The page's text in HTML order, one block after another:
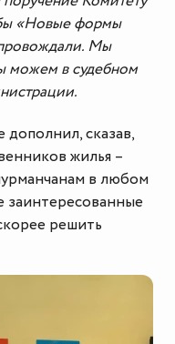
«Новые формы
Мы
можем в судебном
сказав,
жилья –
в любом
заинтересованные
решить